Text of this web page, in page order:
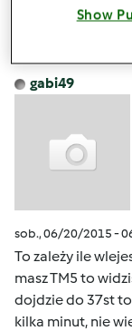
gabi49
sob., 06/20/2015 -
To zależy ile
masz TM5 to
dojdzie do 37st
kilka minut, nie
Show